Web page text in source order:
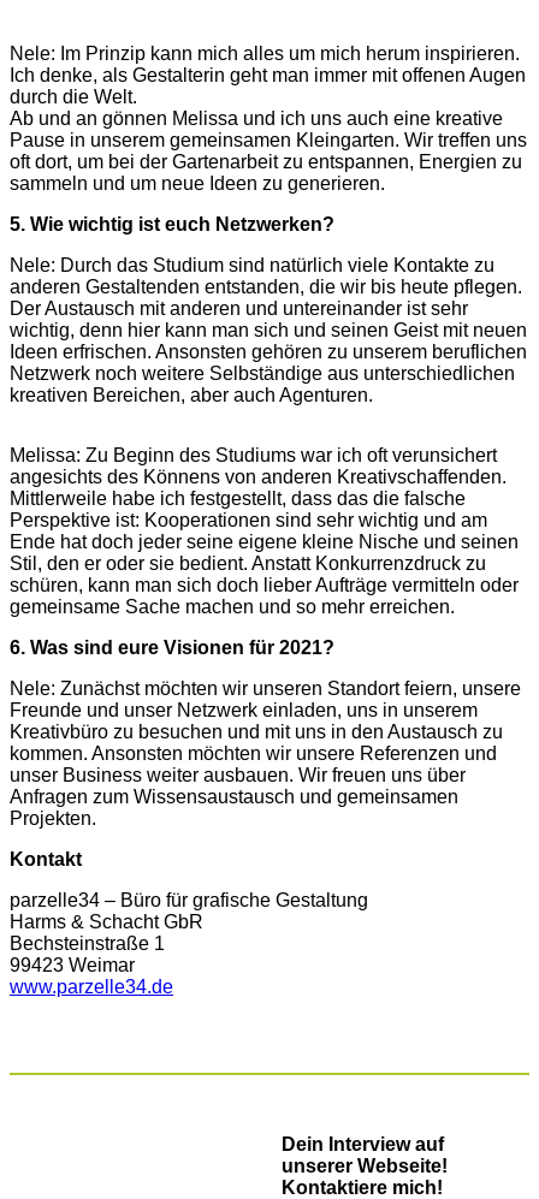
Nele: Im Prinzip kann mich alles um mich herum inspirieren.
Ich denke, als Gestalterin geht man immer mit offenen Augen
durch die Welt.
Ab und an gönnen Melissa und ich uns auch eine kreative
Pause in unserem gemeinsamen Kleingarten. Wir treffen uns
oft dort, um bei der Gartenarbeit zu entspannen, Energien zu
sammeln und um neue Ideen zu generieren.
5. Wie wichtig ist euch Netzwerken?
Nele: Durch das Studium sind natürlich viele Kontakte zu
anderen Gestaltenden entstanden, die wir bis heute pflegen.
Der Austausch mit anderen und untereinander ist sehr
wichtig, denn hier kann man sich und seinen Geist mit neuen
Ideen erfrischen. Ansonsten gehören zu unserem beruflichen
Netzwerk noch weitere Selbständige aus unterschiedlichen
kreativen Bereichen, aber auch Agenturen.
Melissa: Zu Beginn des Studiums war ich oft verunsichert
angesichts des Könnens von anderen Kreativschaffenden.
Mittlerweile habe ich festgestellt, dass das die falsche
Perspektive ist: Kooperationen sind sehr wichtig und am
Ende hat doch jeder seine eigene kleine Nische und seinen
Stil, den er oder sie bedient. Anstatt Konkurrenzdruck zu
schüren, kann man sich doch lieber Aufträge vermitteln oder
gemeinsame Sache machen und so mehr erreichen.
6. Was sind eure Visionen für 2021?
Nele: Zunächst möchten wir unseren Standort feiern, unsere
Freunde und unser Netzwerk einladen, uns in unserem
Kreativbüro zu besuchen und mit uns in den Austausch zu
kommen. Ansonsten möchten wir unsere Referenzen und
unser Business weiter ausbauen. Wir freuen uns über
Anfragen zum Wissensaustausch und gemeinsamen
Projekten.
Kontakt
parzelle34 – Büro für grafische Gestaltung
Harms & Schacht GbR
Bechsteinstraße 1
99423 Weimar
www.parzelle34.de
Dein Interview auf
unserer Webseite!
Kontaktiere mich!